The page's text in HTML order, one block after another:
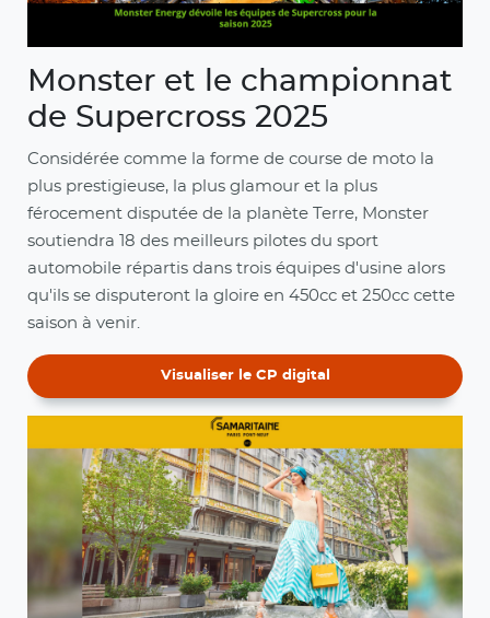
Monster et le championnat
de Supercross 2025
Considérée comme la forme de course de moto la
plus prestigieuse, la plus glamour et la plus
férocement disputée de la planète Terre, Monster
soutiendra 18 des meilleurs pilotes du sport
automobile répartis dans trois équipes d'usine alors
qu'ils se disputeront la gloire en 450cc et 250cc cette
saison à venir.
Visualiser le CP digital